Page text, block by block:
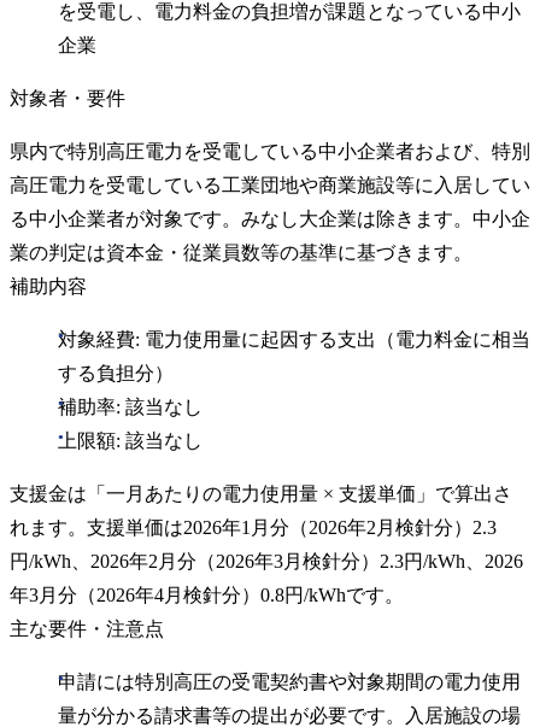
を受電し、電力料金の負担増が課題となっている中小
企業
対象者・要件
県内で特別高圧電力を受電している中小企業者および、特別
高圧電力を受電している工業団地や商業施設等に入居してい
る中小企業者が対象です。みなし大企業は除きます。中小企
業の判定は資本金・従業員数等の基準に基づきます。
補助内容
対象経費: 電力使用量に起因する支出（電力料金に相当
する負担分）
補助率: 該当なし
上限額: 該当なし
支援金は「一月あたりの電力使用量 × 支援単価」で算出さ
れます。支援単価は2026年1月分（2026年2月検針分）2.3
円/kWh、2026年2月分（2026年3月検針分）2.3円/kWh、2026
年3月分（2026年4月検針分）0.8円/kWhです。
主な要件・注意点
申請には特別高圧の受電契約書や対象期間の電力使用
量が分かる請求書等の提出が必要です。入居施設の場